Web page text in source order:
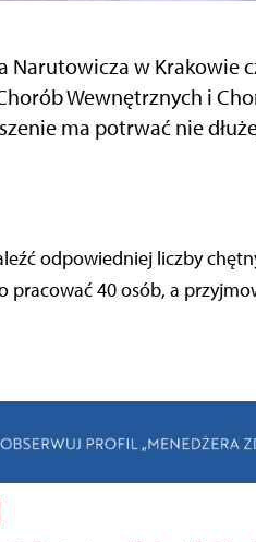
Narutowicza w Krakowie
Wewnętrznych i
ma potrwać nie
odpowiedniej liczby
pracować 40 osób, a